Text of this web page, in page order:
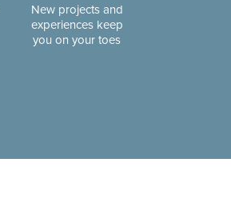
New projects and
experiences keep
you on your toes